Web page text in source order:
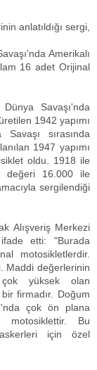
anlatıldığı sergi,
Amerikalı
16 adet Orijinal
Savaşı'nda
1942 yapımı
sırasında
1947 yapımı
oldu. 1918 ile
değeri 16.000 ile
sergilendiği
Alışveriş Merkezi
ifade etti: "Burada
motosikletlerdir.
Maddi değerlerinin
yüksek olan
firmadır. Doğum
çok ön plana
motosiklettir. Bu
için özel